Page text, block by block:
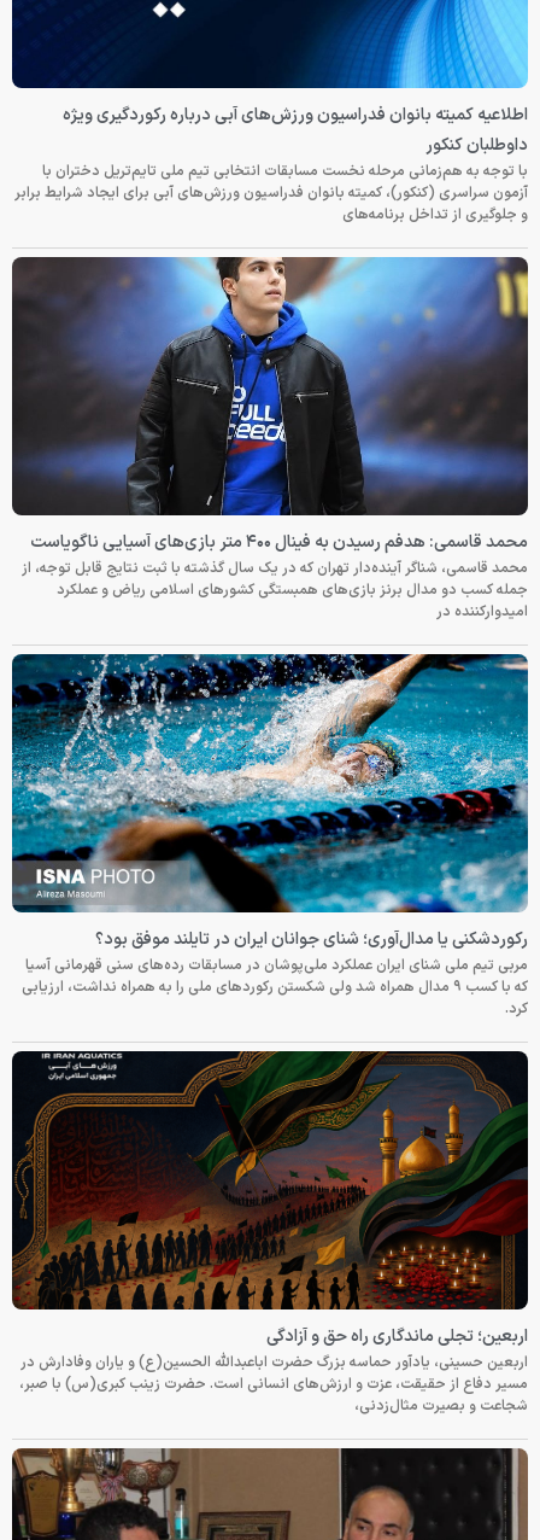
اطلاعیه کمیته بانوان فدراسیون ورزش‌های آبی درباره رکوردگیری ویژه
داوطلبان کنکور
با توجه به هم‌زمانی مرحله نخست مسابقات انتخابی تیم ملی تایم‌تریل دختران با
آزمون سراسری (کنکور)، کمیته بانوان فدراسیون ورزش‌های آبی برای ایجاد شرایط برابر
و جلوگیری از تداخل برنامه‌های
محمد قاسمی: هدفم رسیدن به فینال ۴۰۰ متر بازی‌های آسیایی ناگویاست
محمد قاسمی، شناگر آینده‌دار تهران که در یک سال گذشته با ثبت نتایج قابل توجه، از
جمله کسب دو مدال برنز بازی‌های همبستگی کشورهای اسلامی ریاض و عملکرد
امیدوارکننده در
رکوردشکنی یا مدال‌آوری؛ شنای جوانان ایران در تایلند موفق بود؟
مربی تیم ملی شنای ایران عملکرد ملی‌پوشان در مسابقات رده‌های سنی قهرمانی آسیا
که با کسب ۹ مدال همراه شد ولی شکستن رکوردهای ملی را به همراه نداشت، ارزیابی
کرد.
اربعین؛ تجلی ماندگاری راه حق و آزادگی
اربعین حسینی، یادآور حماسه بزرگ حضرت اباعبدالله الحسین(ع) و یاران وفادارش در
مسیر دفاع از حقیقت، عزت و ارزش‌های انسانی است. حضرت زینب کبری(س) با صبر،
شجاعت و بصیرت مثال‌زدنی،